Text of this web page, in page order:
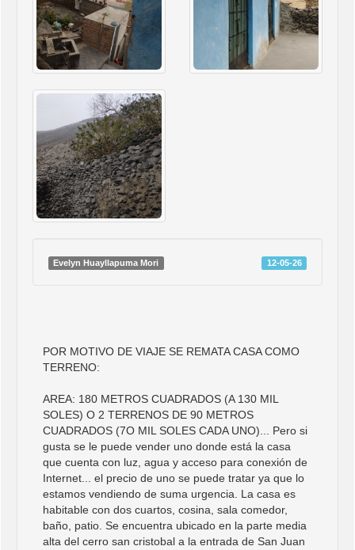
Evelyn Huayllapuma Mori 12-05-26
POR MOTIVO DE VIAJE SE REMATA CASA COMO
TERRENO:
AREA: 180 METROS CUADRADOS (A 130 MIL
SOLES) O 2 TERRENOS DE 90 METROS
CUADRADOS (7O MIL SOLES CADA UNO)... Pero si
gusta se le puede vender uno donde está la casa
que cuenta con luz, agua y acceso para conexión de
Internet... el precio de uno se puede tratar ya que lo
estamos vendiendo de suma urgencia. La casa es
habitable con dos cuartos, cosina, sala comedor,
baño, patio. Se encuentra ubicado en la parte media
alta del cerro san cristobal a la entrada de San Juan